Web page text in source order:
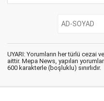
UYARI: Yorumların her türlü cezai
aittir. Mepa News, yapılan
600 karakterle (boşluklu) sınırlıdır.